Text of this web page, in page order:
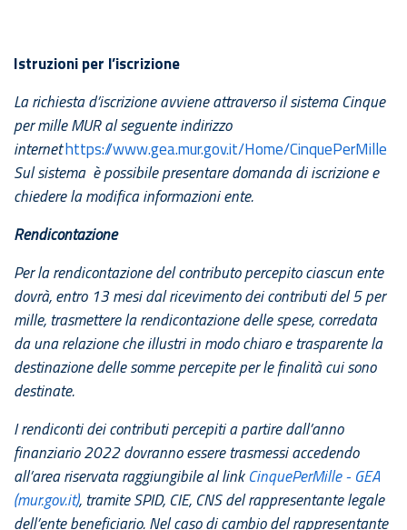
Istruzioni per l’iscrizione
La richiesta d’iscrizione avviene attraverso il sistema Cinque
per mille MUR al seguente indirizzo
internethttps://www.gea.mur.gov.it/Home/CinquePerMille
Sul sistema è possibile presentare domanda di iscrizione e
chiedere la modifica informazioni ente.
Rendicontazione
Per la rendicontazione del contributo percepito ciascun ente
dovrà, entro 13 mesi dal ricevimento dei contributi del 5 per
mille, trasmettere la rendicontazione delle spese, corredata
da una relazione che illustri in modo chiaro e trasparente la
destinazione delle somme percepite per le finalità cui sono
destinate.
I rendiconti dei contributi percepiti a partire dall’anno
finanziario 2022 dovranno essere trasmessi accedendo
all’area riservata raggiungibile al linkCinquePerMille - GEA
(mur.gov.it), tramite SPID, CIE, CNS del rappresentante legale
dell’ente beneficiario. Nel caso di cambio del rappresentante